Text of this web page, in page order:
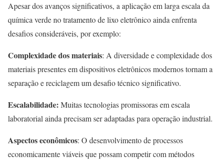
Apesar dos avanços significativos, a aplicação em larga escala da
química verde no tratamento de lixo eletrônico ainda enfrenta
desafios consideráveis, por exemplo:
Complexidade dos materiais: A diversidade e complexidade dos
materiais presentes em dispositivos eletrônicos modernos tornam a
separação e reciclagem um desafio técnico significativo.
Escalabilidade: Muitas tecnologias promissoras em escala
laboratorial ainda precisam ser adaptadas para operação industrial.
Aspectos econômicos: O desenvolvimento de processos
economicamente viáveis que possam competir com métodos